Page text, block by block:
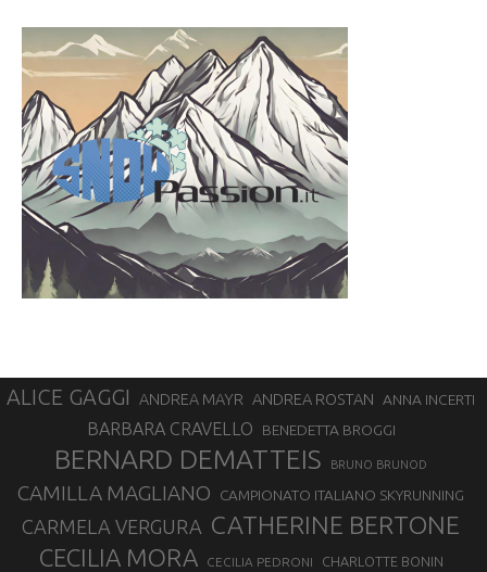
ALICE GAGGI ANDREA MAYR ANDREA ROSTAN ANNA INCERTI
BARBARA CRAVELLO BENEDETTA BROGGI
BERNARD DEMATTEIS BRUNO BRUNOD
CAMILLA MAGLIANO CAMPIONATO ITALIANO SKYRUNNING
CARMELA VERGURA CATHERINE BERTONE
CECILIA MORA CECILIA PEDRONI CHARLOTTE BONIN